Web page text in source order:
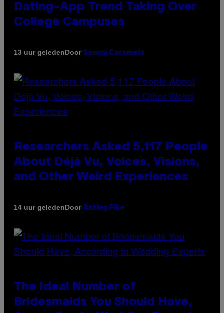
Dating-App Trend Taking Over
College Campuses
13 uur geledenDoor Sammi Caramela
Researchers Asked 5,117 People
About Déjà Vu, Voices, Visions,
and Other Weird Experiences
14 uur geledenDoor Ashley Fike
The Ideal Number of
Bridesmaids You Should Have,